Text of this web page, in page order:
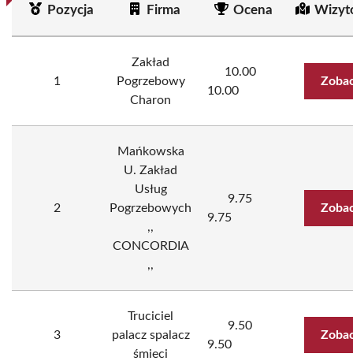
Pozycja Firma Ocena
1
Zakład
Pogrzebowy
Charon
10.00
10.00
2
Mańkowska
U. Zakład
Usług
Pogrzebowych
,,
CONCORDIA
,,
9.75
9.75
3
Truciciel
palacz spalacz
śmieci
9.50
9.50